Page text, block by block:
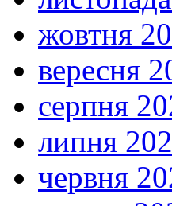
жовтня
вересня
серпня
липня
червня